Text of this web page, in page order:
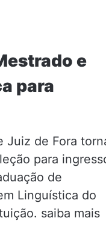
e
para
Juiz de Fora
para
de
Linguística do
saiba mais